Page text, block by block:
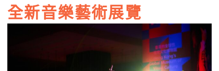
全新音樂藝術展覽